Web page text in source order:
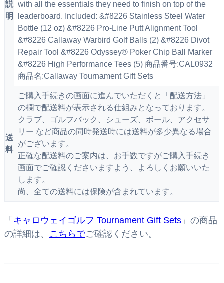
説
明
with all the essentials they need to finish on top of the
leaderboard. Included: &#8226 Stainless Steel Water
Bottle (12 oz) &#8226 Pro-Line Putt Alignment Tool
&#8226 Callaway Warbird Golf Balls (2) &#8226 Divot
Repair Tool &#8226 Odyssey® Poker Chip Ball Marker
&#8226 High Performance Tees (5) 商品番号:CAL0932
商品名:Callaway Tournament Gift Sets
送
料
ご購入手続きの画面に進んでいただくと「配送方法」
の欄で配送料が表示される仕組みとなっております。
クラブ、ゴルフバック、シューズ、ボール、アクセサ
リー など商品の同時発送時には送料が多少異なる場合
がございます。
正確な配送料のご案内は、お手数ですがご購入手続き
画面でご確認くださいますよう、よろしくお願いいた
します。
尚、全ての送料には保険が含まれています。
「 キャロウェイゴルフ Tournament Gift Sets」の商品
の詳細は、
こちらでご確認ください。